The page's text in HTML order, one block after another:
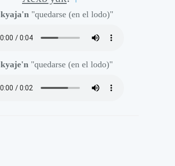
kyaja'n "quedarse (en el lodo)"
kyaje'n "quedarse (en el lodo)"